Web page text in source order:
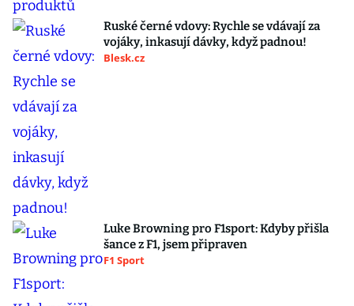
Ruské černé vdovy: Rychle se vdávají za
vojáky, inkasují dávky, když padnou!
Blesk.cz
Luke Browning pro F1sport: Kdyby přišla
šance z F1, jsem připraven
F1 Sport